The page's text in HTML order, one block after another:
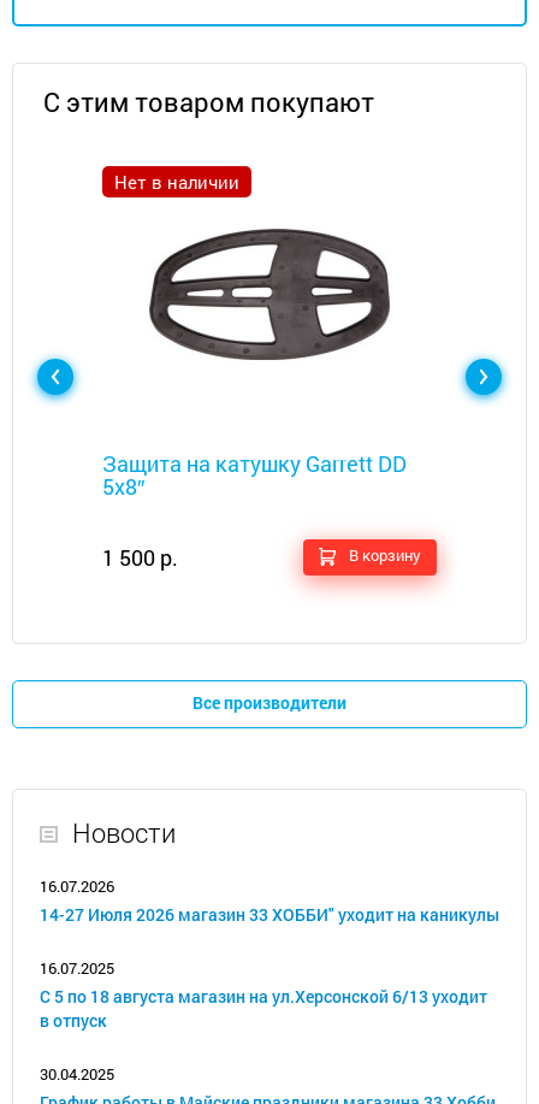
С этим товаром покупают
Нет в наличии
Защита на катушку Garrett DD
5x8″
1 500 р. В корзину
Все производители
Новости
16.07.2026
14-27 Июля 2026 магазин 33 ХОББИ" уходит на каникулы
16.07.2025
С 5 по 18 августа магазин на ул.Херсонской 6/13 уходит
в отпуск
30.04.2025